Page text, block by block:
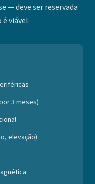
— deve ser reservada
é viável.
3 meses)
elevação)